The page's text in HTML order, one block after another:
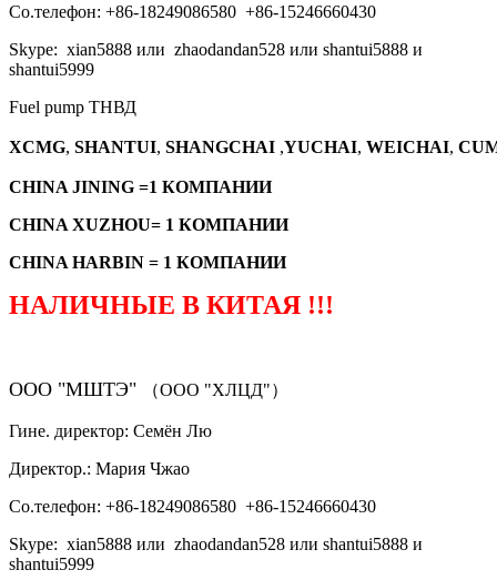
Со.телефон: +86-18249086580 +86-15246660430
Skype: xian5888 или zhaodandan528 или shantui5888 и
shantui5999
Fuel pump ТНВД
XCMG, SHANTUI, SHANGCHAI ,YUCHAI, WEICHAI,
CHINA JINING =1 КОМПАНИИ
CHINA XUZHOU= 1 КОМПАНИИ
CHINA HARBIN = 1 КОМПАНИИ
НАЛИЧНЫЕ В КИТАЯ !!!
ООО "МШТЭ" （ООО "ХЛЦД"）
Гине. директор: Семён Лю
Директор.: Мария Чжао
Со.телефон: +86-18249086580 +86-15246660430
Skype: xian5888 или zhaodandan528 или shantui5888 и
shantui5999